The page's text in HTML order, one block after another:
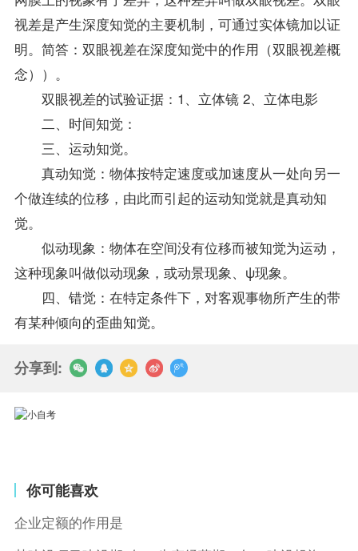
视差是产生深度知觉的主要机制，可通过实体镜加以证
明。简答：双眼视差在深度知觉中的作用（双眼视差概
念））。
双眼视差的试验证据：1、立体镜 2、立体电影
二、时间知觉：
三、运动知觉。
真动知觉：物体按特定速度或加速度从一处向另一
个做连续的位移，由此而引起的运动知觉就是真动知
觉。
似动现象：物体在空间没有位移而被知觉为运动，
这种现象叫做似动现象，或动景现象、ψ现象。
四、错觉：在特定条件下，对客观事物所产生的带
有某种倾向的歪曲知觉。
分享到:
你可能喜欢
企业定额的作用是